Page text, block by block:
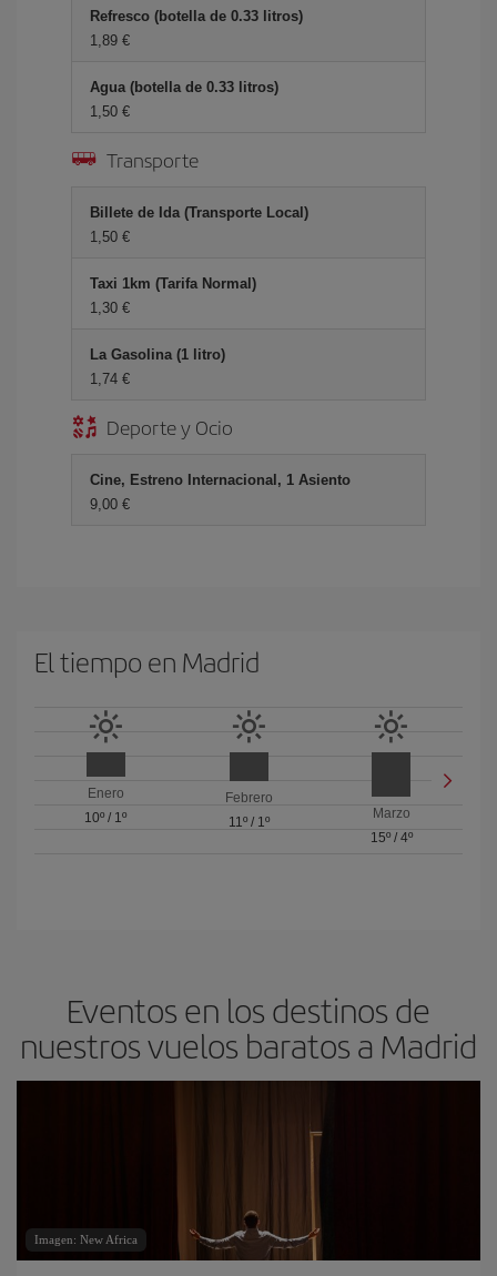
Refresco (botella de 0.33 litros)
1,89 €
Agua (botella de 0.33 litros)
1,50 €
Transporte
Billete de Ida (Transporte Local)
1,50 €
Taxi 1km (Tarifa Normal)
1,30 €
La Gasolina (1 litro)
1,74 €
Deporte y Ocio
Cine, Estreno Internacional, 1 Asiento
9,00 €
El tiempo en Madrid
Enero
10º / 1º
Febrero
11º/ 1º
Marzo
15º/ 4º
Eventos en los destinos de
nuestros vuelos baratos a Madrid
Imagen: New Africa